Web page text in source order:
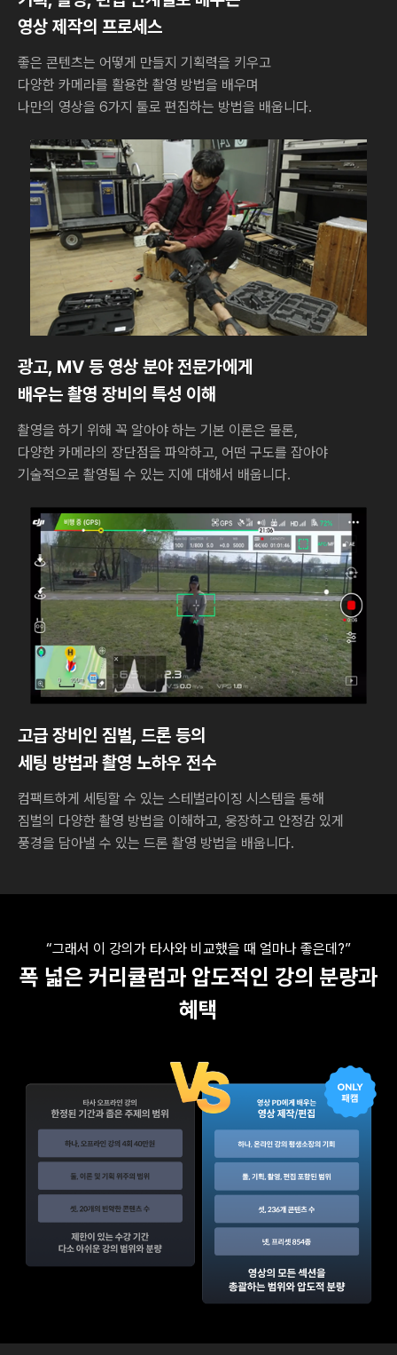
영상 제작의 프로세스
좋은 콘텐츠는 어떻게 만들지 기획력을 키우고
다양한 카메라를 활용한 촬영 방법을 배우며
나만의 영상을 6가지 툴로 편집하는 방법을 배웁니다.
광고, MV 등 영상 분야 전문가에게
배우는 촬영 장비의 특성 이해
촬영을 하기 위해 꼭 알아야 하는 기본 이론은 물론,
다양한 카메라의 장단점을 파악하고, 어떤 구도를 잡아야
기술적으로 촬영될 수 있는 지에 대해서 배웁니다.
고급 장비인 짐벌, 드론 등의
세팅 방법과 촬영 노하우 전수
컴팩트하게 세팅할 수 있는 스테벌라이징 시스템을 통해
짐벌의 다양한 촬영 방법을 이해하고, 웅장하고 안정감 있게
풍경을 담아낼 수 있는 드론 촬영 방법을 배웁니다.
“그래서 이 강의가 타사와 비교했을 때 얼마나 좋은데?”
폭 넓은 커리큘럼과 압도적인 강의 분량과
혜택